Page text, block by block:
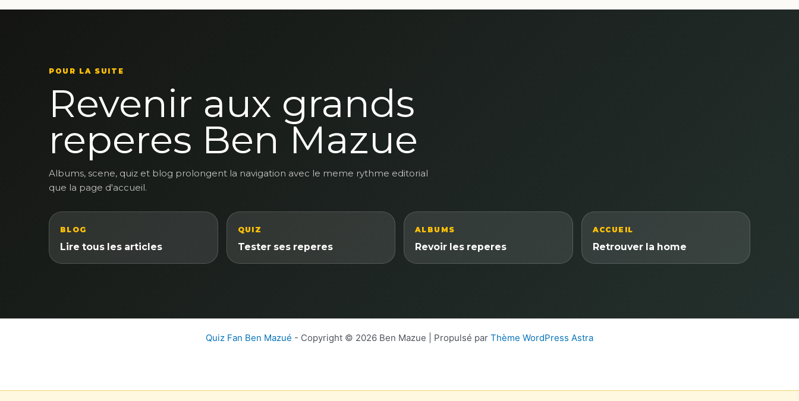
POUR LA SUITE
Revenir aux grands
reperes Ben Mazue
Albums, scene, quiz et blog prolongent la navigation avec le meme rythme editorial
que la page d'accueil.
BLOG
Lire tous les articles
QUIZ
Tester ses reperes
ALBUMS
Revoir les reperes
ACCUEIL
Retrouver la home
Quiz Fan Ben Mazué - Copyright © 2026 Ben Mazue | Propulsé par Thème WordPress Astra